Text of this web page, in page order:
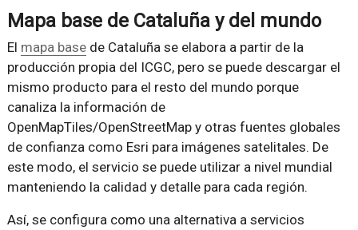
Mapa base de Cataluña y del mundo
El mapa basede Cataluña se elabora a partir de la
producción propia del ICGC, pero se puede descargar el
mismo producto para el resto del mundo porque
canaliza la información de
OpenMapTiles/OpenStreetMap y otras fuentes globales
de confianza como Esri para imágenes satelitales. De
este modo, el servicio se puede utilizar a nivel mundial
manteniendo la calidad y detalle para cada región.
Así, se configura como una alternativa a servicios